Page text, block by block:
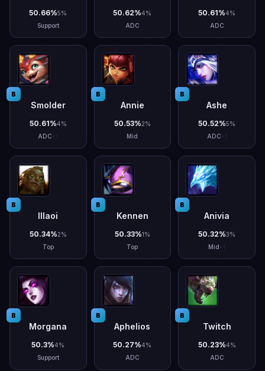
50.66%5%
Support
50.62%4%
ADC
50.61%4%
ADC
B
Smolder
50.61%4%
ADC+ 1
B
Annie
50.53%2%
Mid
B
Ashe
50.52%5%
ADC+ 1
B
Illaoi
50.34%2%
Top
B
Kennen
50.33%1%
Top
B
Anivia
50.32%3%
Mid+ 1
B
Morgana
50.3%4%
Support
B
Aphelios
50.27%4%
ADC
B
Twitch
50.23%4%
ADC